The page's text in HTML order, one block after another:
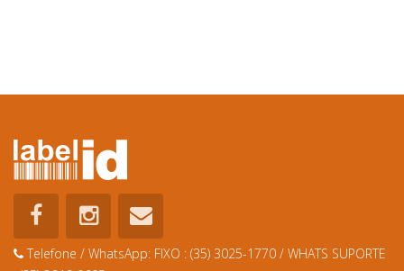
Telefone / WhatsApp: FIXO : (35) 3025-1770 / WHATS SUPORTE